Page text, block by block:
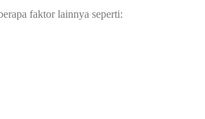
faktor lainnya seperti: